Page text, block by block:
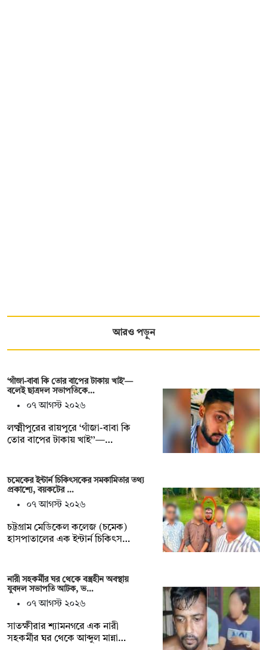
আরও পড়ুন
‘গাঁজা-বাবা কি তোর বাপের টাকায় খাই’—
বলেই ছাত্রদল সভাপতিকে…
০৭ আগস্ট ২০২৬
লক্ষ্মীপুরের রায়পুরে ‘গাঁজা-বাবা কি
তোর বাপের টাকায় খাই’’—…
চমেকের ইন্টার্ন চিকিৎসকের সমকামিতার তথ্য
প্রকাশ্যে, বয়কটের …
০৭ আগস্ট ২০২৬
চট্টগ্রাম মেডিকেল কলেজ (চমেক)
হাসপাতালের এক ইন্টার্ন চিকিৎস…
নারী সহকর্মীর ঘর থেকে বস্ত্রহীন অবস্থায়
যুবদল সভাপতি আটক, ভ…
০৭ আগস্ট ২০২৬
সাতক্ষীরার শ্যামনগরে এক নারী
সহকর্মীর ঘর থেকে আব্দুল মান্না…